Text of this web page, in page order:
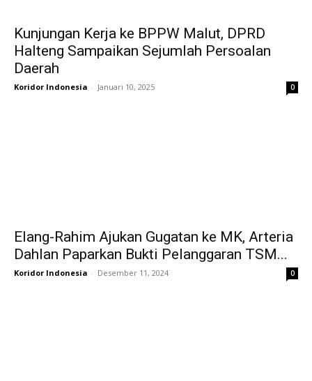
Kunjungan Kerja ke BPPW Malut, DPRD
Halteng Sampaikan Sejumlah Persoalan
Daerah
Koridor Indonesia - Januari 10, 2025 0
Elang-Rahim Ajukan Gugatan ke MK, Arteria
Dahlan Paparkan Bukti Pelanggaran TSM...
Koridor Indonesia - Desember 11, 2024 0